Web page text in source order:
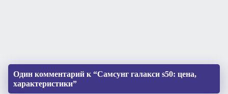
Один комментарий к “Самсунг галакси s50: цена,
характеристики”